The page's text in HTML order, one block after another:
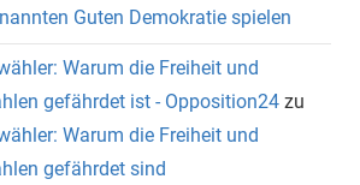
Guten Demokratie spielen
Warum die Freiheit und
gefährdet ist - Opposition24 zu
Warum die Freiheit und
gefährdet sind